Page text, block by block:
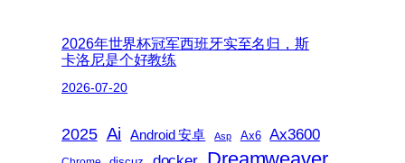
2026年世界杯冠军西班牙实至名归，斯
卡洛尼是个好教练
2026-07-20
2025 Ai Android 安卓 Asp Ax6 Ax3600